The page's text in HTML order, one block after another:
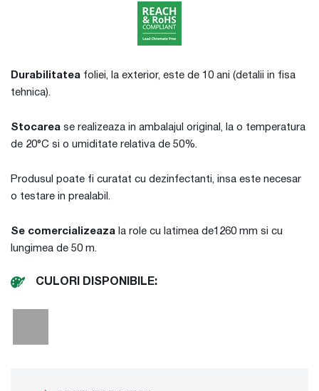
Durabilitatea foliei, la exterior, este de 10 ani (detalii in fisa
tehnica).
Stocarea se realizeaza in ambalajul original, la o temperatura
de 20°C si o umiditate relativa de 50%.
Produsul poate fi curatat cu dezinfectanti, insa este necesar
o testare in prealabil.
Se comercializeaza la role cu latimea de1260 mm si cu
lungimea de 50 m.
CULORI DISPONIBILE: